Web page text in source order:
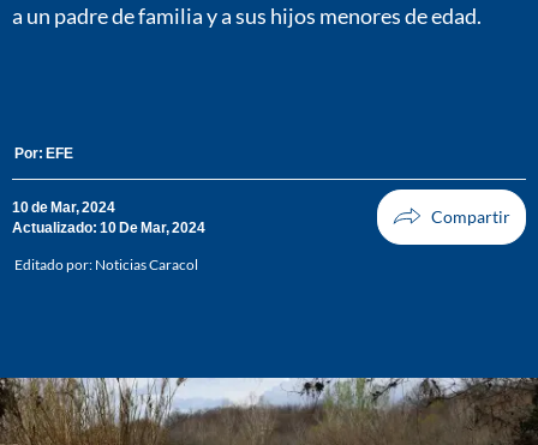
a un padre de familia y a sus hijos menores de edad.
Por: EFE
10 de Mar, 2024
Actualizado: 10 De Mar, 2024
Editado por: Noticias Caracol